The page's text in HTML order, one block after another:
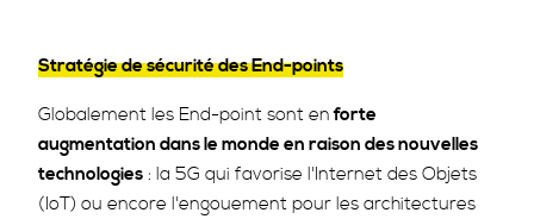
Stratégie de sécurité des End-points
Globalement les End-point sont enforte
augmentation dans le monde en raison des nouvelles
technologies : la 5G qui favorise l'Internet des Objets
(IoT) ou encore l'engouement pour les architectures